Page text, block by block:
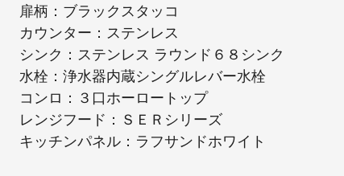
扉柄：ブラックスタッコ
カウンター：ステンレス
シンク：ステンレス ラウンド６８シンク
水栓：浄水器内蔵シングルレバー水栓
コンロ：３口ホーロートップ
レンジフード：ＳＥＲシリーズ
キッチンパネル：ラフサンドホワイト